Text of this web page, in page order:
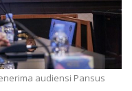
audiensi Pansus